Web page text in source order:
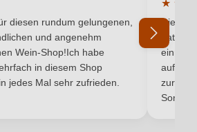
Perl- & Schaumwein
pro 100 ml
Ich habe mein Passwort vergessen
Bewertung von 5 von 5 Sternen
diesen rundum gelungenen,
und angenehm
Wein-Shop!Ich habe
in diesem Shop
jedes Mal sehr zufrieden.
★ ★
Die
hat
einmal
auf
zurück
Son...